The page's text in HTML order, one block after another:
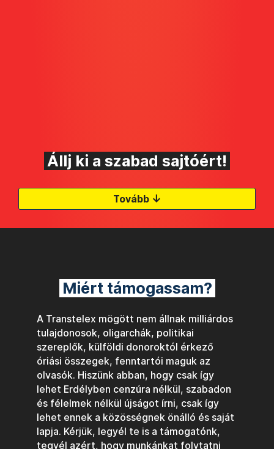
Állj ki a szabad sajtóért!
Tovább ↓
Miért támogassam?
A Transtelex mögött nem állnak milliárdos
tulajdonosok, oligarchák, politikai
szereplők, külföldi donoroktól érkező
óriási összegek, fenntartói maguk az
olvasók. Hiszünk abban, hogy csak így
lehet Erdélyben cenzúra nélkül, szabadon
és félelmek nélkül újságot írni, csak így
lehet ennek a közösségnek önálló és saját
lapja. Kérjük, legyél te is a támogatónk,
tegyél azért, hogy munkánkat folytatni